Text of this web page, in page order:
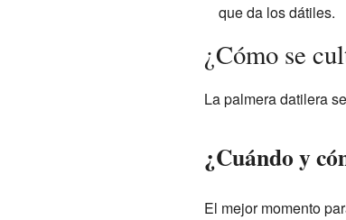
que da los dátiles.
¿Cómo se
La palmera datilera
¿Cuándo y
El mejor momento